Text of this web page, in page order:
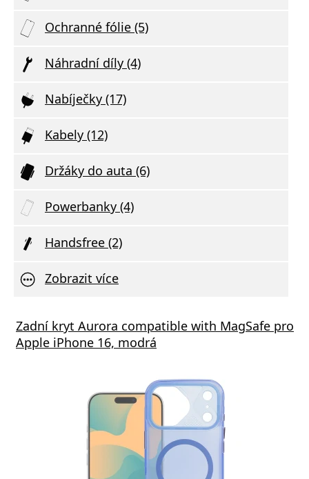
Ochranné fólie (5)
Náhradní díly (4)
Nabíječky (17)
Kabely (12)
Držáky do auta (6)
Powerbanky (4)
Handsfree (2)
Zobrazit více
Zadní kryt Aurora compatible with MagSafe pro
Apple iPhone 16, modrá
nabíječka FIXED s 2xUSB výstupem, 17W
Rapid Charge, bílá